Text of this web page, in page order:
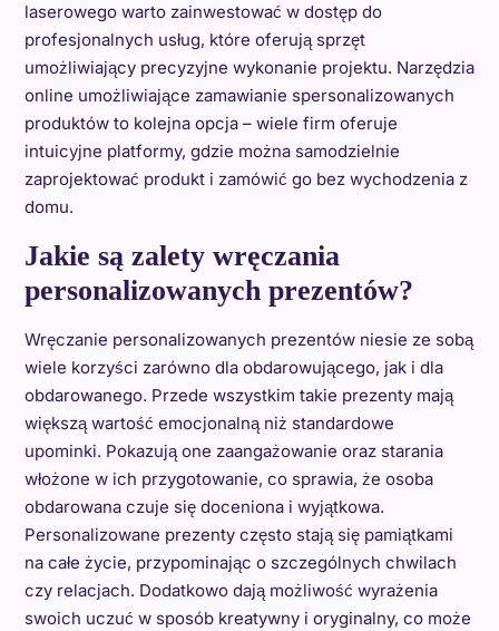
laserowego warto zainwestować w dostęp do
profesjonalnych usług, które oferują sprzęt
umożliwiający precyzyjne wykonanie projektu. Narzędzia
online umożliwiające zamawianie spersonalizowanych
produktów to kolejna opcja – wiele firm oferuje
intuicyjne platformy, gdzie można samodzielnie
zaprojektować produkt i zamówić go bez wychodzenia z
domu.
Jakie są zalety wręczania
personalizowanych prezentów?
Wręczanie personalizowanych prezentów niesie ze sobą
wiele korzyści zarówno dla obdarowującego, jak i dla
obdarowanego. Przede wszystkim takie prezenty mają
większą wartość emocjonalną niż standardowe
upominki. Pokazują one zaangażowanie oraz starania
włożone w ich przygotowanie, co sprawia, że osoba
obdarowana czuje się doceniona i wyjątkowa.
Personalizowane prezenty często stają się pamiątkami
na całe życie, przypominając o szczególnych chwilach
czy relacjach. Dodatkowo dają możliwość wyrażenia
swoich uczuć w sposób kreatywny i oryginalny, co może